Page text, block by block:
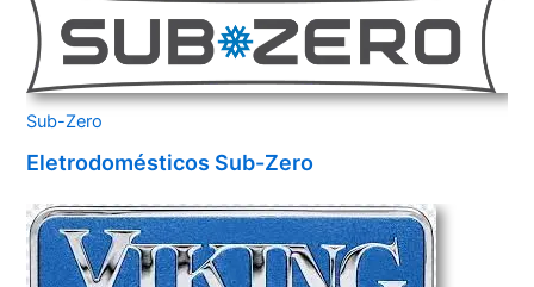
Sub-Zero
Eletrodomésticos Sub-Zero